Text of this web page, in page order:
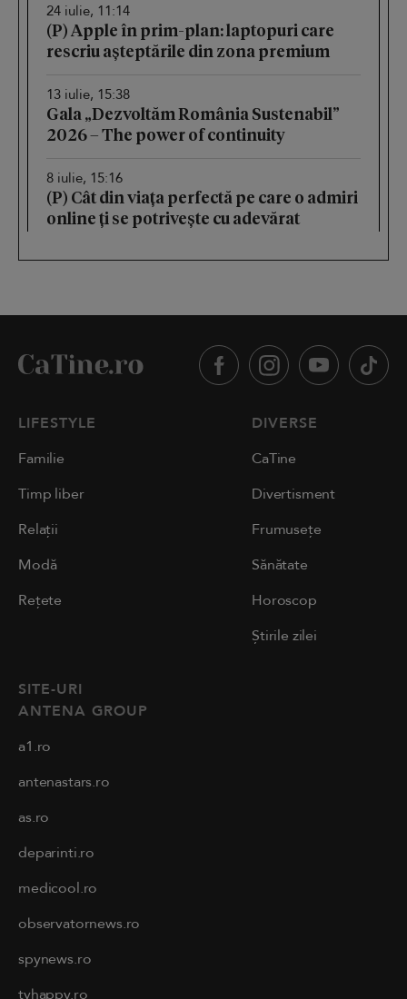
24 iulie, 11:14
(P) Apple în prim-plan: laptopuri care
rescriu așteptările din zona premium
13 iulie, 15:38
Gala „Dezvoltăm România Sustenabil”
2026 – The power of continuity
8 iulie, 15:16
(P) Cât din viața perfectă pe care o admiri
online ți se potrivește cu adevărat
LIFESTYLE
Familie
Timp liber
Relații
Modă
Rețete
DIVERSE
CaTine
Divertisment
Frumusețe
Sănătate
Horoscop
Știrile zilei
SITE-URI
ANTENA GROUP
a1.ro
antenastars.ro
as.ro
deparinti.ro
medicool.ro
observatornews.ro
spynews.ro
tvhappy.ro